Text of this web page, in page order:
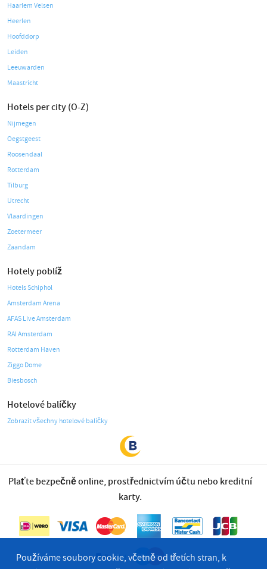
Haarlem Velsen
Heerlen
Hoofddorp
Leiden
Leeuwarden
Maastricht
Hotels per city (O-Z)
Nijmegen
Oegstgeest
Roosendaal
Rotterdam
Tilburg
Utrecht
Vlaardingen
Zoetermeer
Zaandam
Hotely poblíž
Hotels Schiphol
Amsterdam Arena
AFAS Live Amsterdam
RAI Amsterdam
Rotterdam Haven
Ziggo Dome
Biesbosch
Hotelové balíčky
Zobrazit všechny hotelové balíčky
Plaťte bezpečně online, prostřednictvím účtu nebo kreditní
karty.
Používáme soubory cookie, včetně od třetích stran, k